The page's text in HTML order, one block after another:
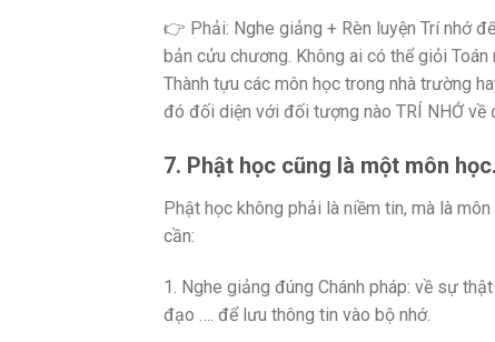
👉 Phải: Nghe giảng + Rèn luyện Trí nhớ
bản cửu chương. Không ai có thể giỏi Toán
Thành tựu các môn học trong nhà trường
đó đối diện với đối tượng nào TRÍ NHỚ
7. Phật học cũng là một môn học.
Phật học không phải là niềm tin, mà là
cần:
1. Nghe giảng đúng Chánh pháp: về sự
đạo …. để lưu thông tin vào bộ nhớ.